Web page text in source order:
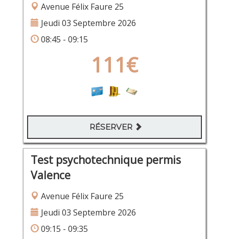
Avenue Félix Faure 25
Jeudi 03 Septembre 2026
08:45 - 09:15
111€
RÉSERVER
Test psychotechnique permis
Valence
Avenue Félix Faure 25
Jeudi 03 Septembre 2026
09:15 - 09:35